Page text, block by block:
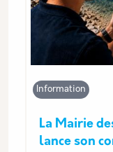
Information
La Mairie
lance son